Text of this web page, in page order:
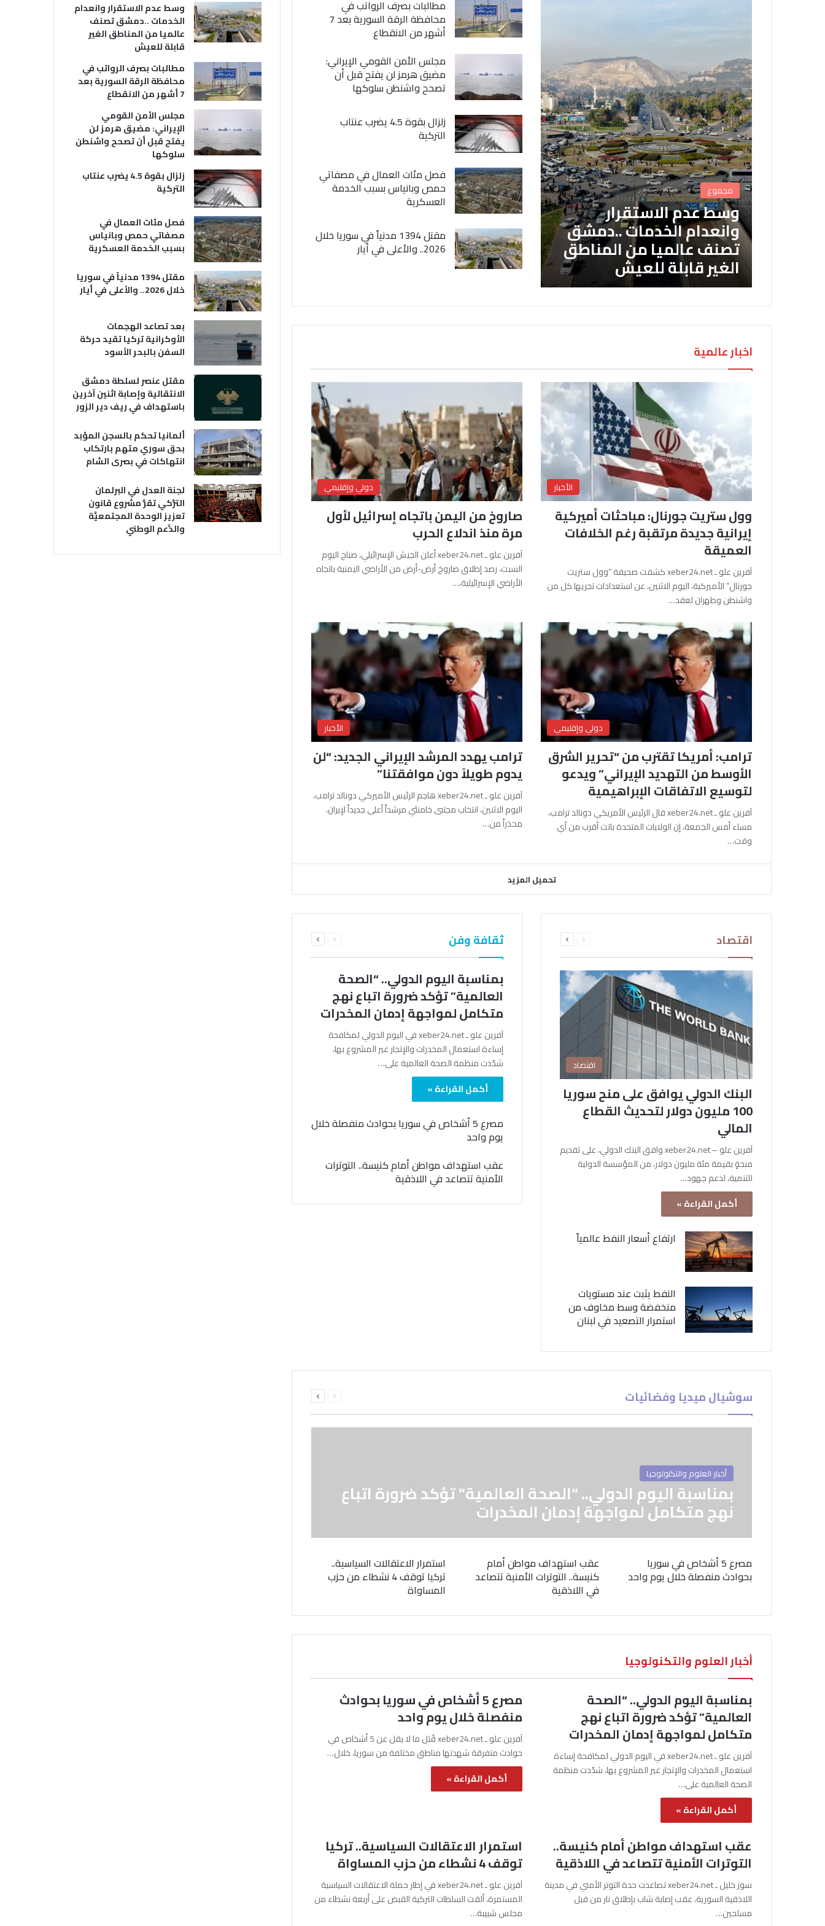
مجموع
وسط عدم الاستقرار
وانعدام الخدمات ..دمشق
تصنف عالميا من المناطق
الغير قابلة للعيش
مطالبات بصرف الرواتب في
محافظة الرقة السورية بعد 7
أشهر من الانقطاع
مجلس الأمن القومي الإيراني:
مضيق هرمز لن يفتح قبل أن
تصحح واشنطن سلوكها
زلزال بقوة 4.5 يضرب عنتاب
التركية
فصل مئات العمال في مصفاتي
حمص وبانياس بسبب الخدمة
العسكرية
مقتل 1394 مدنياً في سوريا خلال
2026.. والأعلى في أيار
اخبار عالمية
الأخبار
وول ستريت جورنال: مباحثات أميركية
إيرانية جديدة مرتقبة رغم الخلافات
العميقة
آفرين علو ـ xeber24.net كشفت صحيفة “وول ستريت
جورنال” الأميركية، اليوم الاثنين، عن استعدادات تجريها كل من
واشنطن وطهران لعقد…
دولي وإقليمي
صاروخ من اليمن باتجاه إسرائيل لأول
مرة منذ اندلاع الحرب
آفرين علو ـ xeber24.net أعلن الجيش الإسرائيلي، صباح اليوم
السبت، رصد إطلاق صاروخ أرض-أرض من الأراضي اليمنية باتجاه
الأراضي الإسرائيلية،…
دولي وإقليمي
ترامب: أمريكا تقترب من “تحرير الشرق
الأوسط من التهديد الإيراني” ويدعو
لتوسيع الاتفاقات الإبراهيمية
آفرين علو ـ xeber24.net قال الرئيس الأمريكي دونالد ترامب،
مساء أمس الجمعة، إن الولايات المتحدة باتت أقرب من أي
وقت…
الأخبار
ترامب يهدد المرشد الإيراني الجديد: “لن
يدوم طويلاً دون موافقتنا”
آفرين علو ـ xeber24.net هاجم الرئيس الأميركي دونالد ترامب،
اليوم الاثنين، انتخاب مجتبى خامنئي مرشداً أعلى جديداً لإيران،
محذراً من…
تحميل المزيد
اقتصاد الصفحةالصفحة
اقتصاد
البنك الدولي يوافق على منح سوريا
100 مليون دولار لتحديث القطاع
المالي
آفرين علو – xeber24.net وافق البنك الدولي، على تقديم
منحةٍ بقيمة مئة مليون دولار، من المؤسسة الدولية
للتنمية، لدعم جهود…
أكمل القراءة »
ارتفاع أسعار النفط عالمياً
النفط يثبت عند مستويات
منخفضة وسط مخاوف من
استمرار التصعيد في لبنان
ثقافة وفن الصفحةالصفحة
بمناسبة اليوم الدولي.. “الصحة
العالمية” تؤكد ضرورة اتباع نهج
متكامل لمواجهة إدمان المخدرات
آفرين علو ـ xeber24.net في اليوم الدولي لمكافحة
إساءة استعمال المخدرات والإتجار غير المشروع بها،
شدّدت منظمة الصحة العالمية على…
أكمل القراءة »
مصرع 5 أشخاص في سوريا بحوادث منفصلة خلال
يوم واحد
عقب استهداف مواطن أمام كنيسة.. التوترات
الأمنية تتصاعد في اللاذقية
سوشيال ميديا وفضائيات الصفحةالصفحة
أخبار العلوم والتكنولوجيا
بمناسبة اليوم الدولي.. “الصحة العالمية” تؤكد ضرورة اتباع
نهج متكامل لمواجهة إدمان المخدرات
مصرع 5 أشخاص في سوريا
بحوادث منفصلة خلال يوم واحد
عقب استهداف مواطن أمام
كنيسة.. التوترات الأمنية تتصاعد
في اللاذقية
استمرار الاعتقالات السياسية..
تركيا توقف 4 نشطاء من حزب
المساواة
أخبار العلوم والتكنولوجيا
بمناسبة اليوم الدولي.. “الصحة
العالمية” تؤكد ضرورة اتباع نهج
متكامل لمواجهة إدمان المخدرات
آفرين علو ـ xeber24.net في اليوم الدولي لمكافحة إساءة
استعمال المخدرات والإتجار غير المشروع بها، شدّدت منظمة
الصحة العالمية على…
أكمل القراءة »
مصرع 5 أشخاص في سوريا بحوادث
منفصلة خلال يوم واحد
آفرين علو ـ xeber24.net قُتل ما لا يقل عن 5 أشخاص في
حوادث متفرقة شهدتها مناطق مختلفة من سوريا، خلال…
أكمل القراءة »
عقب استهداف مواطن أمام كنيسة..
التوترات الأمنية تتصاعد في اللاذقية
سوز خليل ـ xeber24.net تصاعدت حدة التوتر الأمني في مدينة
اللاذقية السورية، عقب إصابة شاب بإطلاق نار من قبل
مسلحين…
استمرار الاعتقالات السياسية.. تركيا
توقف 4 نشطاء من حزب المساواة
آفرين علو ـ xeber24.net في إطار حملة الاعتقالات السياسية
المستمرة، ألقت السلطات التركية القبض على أربعة نشطاء من
مجلس شبيبة…
وسط عدم الاستقرار وانعدام
الخدمات ..دمشق تصنف
عالميا من المناطق الغير
قابلة للعيش
مطالبات بصرف الرواتب في
محافظة الرقة السورية بعد
7 أشهر من الانقطاع
مجلس الأمن القومي
الإيراني: مضيق هرمز لن
يفتح قبل أن تصحح واشنطن
سلوكها
زلزال بقوة 4.5 يضرب عنتاب
التركية
فصل مئات العمال في
مصفاتي حمص وبانياس
بسبب الخدمة العسكرية
مقتل 1394 مدنياً في سوريا
خلال 2026.. والأعلى في أيار
بعد تصاعد الهجمات
الأوكرانية تركيا تقيد حركة
السفن بالبحر الأسود
مقتل عنصر لسلطة دمشق
الانتقالية وإصابة اثنين آخرين
باستهداف في ريف دير الزور
ألمانيا تحكم بالسجن المؤبد
بحق سوري متهم بارتكاب
انتهاكات في بصرى الشام
لجنة العدل في البرلمان
التُّركي تقرُّ مشروع قانون
تعزيز الوحدة المجتمعيَّة
والدَّعم الوطني